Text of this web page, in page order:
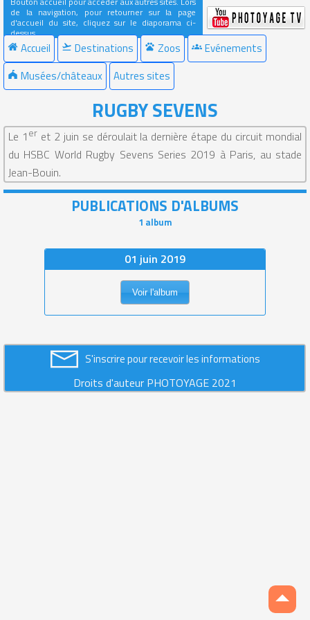
de la navigation, pour retourner sur la page
d'accueil du site, cliquez sur le diaporama ci-
dessus.
Accueil Destinations Zoos
Evénements
Musées/châteaux
Autres sites
RUGBY SEVENS
Le 1 er et 2 juin se déroulait la dernière étape du circuit mondial
du HSBC World Rugby Sevens Series 2019 à Paris, au stade
Jean-Bouin.
PUBLICATIONS D'ALBUMS
1 album
01 juin 2019
Voir l'album
S'inscrire pour recevoir les informations
Droits d'auteur PHOTOYAGE 2021